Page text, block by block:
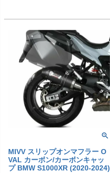
MIVV スリップオンマフラー O
VAL カーボン/カーボンキャッ
プ BMW S1000XR (2020-2024)